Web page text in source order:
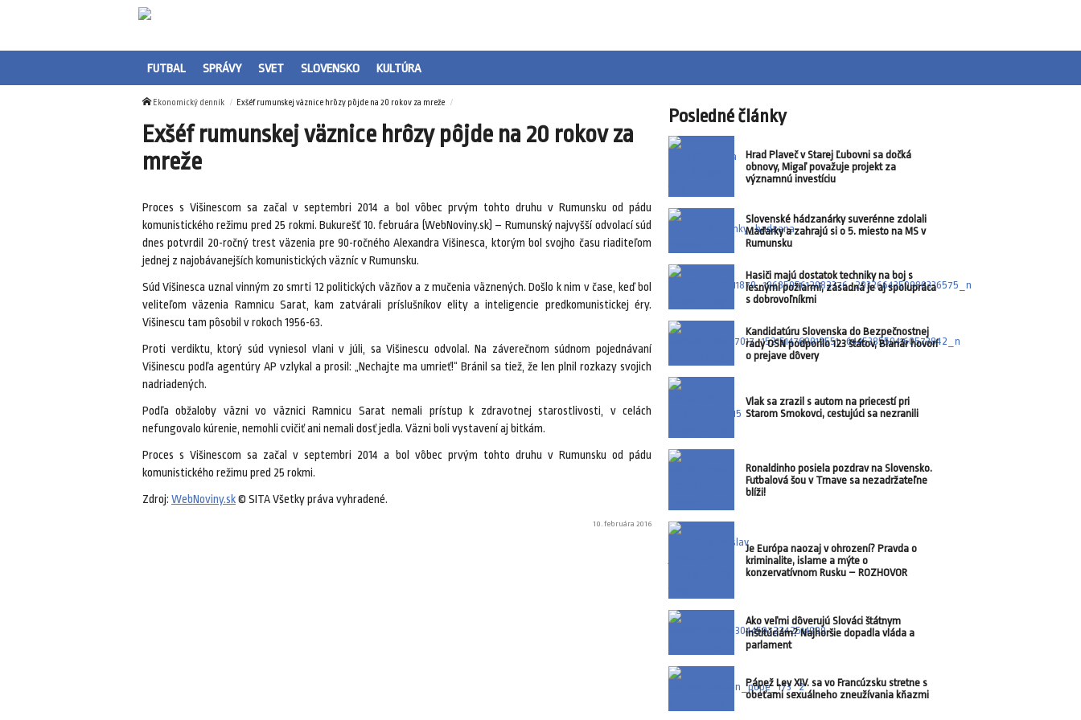
FUTBAL SPRÁVY SVET SLOVENSKO KULTÚRA
Ekonomický denník Exšéf rumunskej väznice hrôzy pôjde na 20 rokov za mreže
Exšéf rumunskej väznice hrôzy pôjde na 20 rokov za
mreže
Proces s Višinescom sa začal v septembri 2014 a bol vôbec prvým tohto druhu v Rumunsku od pádu
komunistického režimu pred 25 rokmi. Bukurešť 10. februára (WebNoviny.sk) – Rumunský najvyšší odvolací súd
dnes potvrdil 20-ročný trest väzenia pre 90-ročného Alexandra Višinesca, ktorým bol svojho času riaditeľom
jednej z najobávanejších komunistických väzníc v Rumunsku.
Súd Višinesca uznal vinným zo smrti 12 politických väzňov a z mučenia väznených. Došlo k nim v čase, keď bol
veliteľom väzenia Ramnicu Sarat, kam zatvárali príslušníkov elity a inteligencie predkomunistickej éry.
Višinescu tam pôsobil v rokoch 1956-63.
Proti verdiktu, ktorý súd vyniesol vlani v júli, sa Višinescu odvolal. Na záverečnom súdnom pojednávaní
Višinescu podľa agentúry AP vzlykal a prosil: „Nechajte ma umrieť!“ Bránil sa tiež, že len plnil rozkazy svojich
nadriadených.
Podľa obžaloby väzni vo väznici Ramnicu Sarat nemali prístup k zdravotnej starostlivosti, v celách
nefungovalo kúrenie, nemohli cvičiť ani nemali dosť jedla. Väzni boli vystavení aj bitkám.
Proces s Višinescom sa začal v septembri 2014 a bol vôbec prvým tohto druhu v Rumunsku od pádu
komunistického režimu pred 25 rokmi.
Zdroj: WebNoviny.sk© SITA Všetky práva vyhradené.
10. februára 2016
Posledné články
Hrad Plaveč v Starej Ľubovni sa dočká
obnovy, Migaľ považuje projekt za
významnú investíciu
Slovenské hádzanárky suverénne zdolali
Maďarky a zahrajú si o 5. miesto na MS v
Rumunsku
Hasiči majú dostatok techniky na boj s
lesnými požiarmi, zásadná je aj spolupráca
s dobrovoľníkmi
Kandidatúru Slovenska do Bezpečnostnej
rady OSN podporilo 123 štátov, Blanár hovorí
o prejave dôvery
Vlak sa zrazil s autom na priecestí pri
Starom Smokovci, cestujúci sa nezranili
Ronaldinho posiela pozdrav na Slovensko.
Futbalová šou v Trnave sa nezadržateľne
blíži!
Je Európa naozaj v ohrození? Pravda o
kriminalite, islame a mýte o
konzervatívnom Rusku – ROZHOVOR
Ako veľmi dôverujú Slováci štátnym
inštitúciám? Najhoršie dopadla vláda a
parlament
Pápež Lev XIV. sa vo Francúzsku stretne s
obeťami sexuálneho zneužívania kňazmi